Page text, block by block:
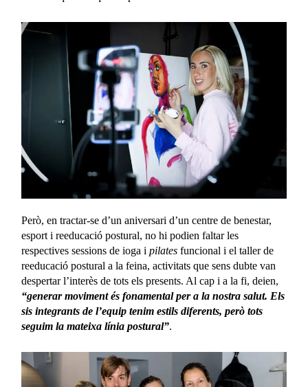
Però, en tractar-se d’un aniversari d’un centre de benestar,
esport i reeducació postural, no hi podien faltar les
respectives sessions de ioga ipilates funcional i el taller de
reeducació postural a la feina, activitats que sens dubte van
despertar l’interès de tots els presents. Al cap i a la fi, deien,
“generar moviment és fonamental per a la nostra salut. Els
sis integrants de l’equip tenim estils diferents, però tots
seguim la mateixa línia postural”.